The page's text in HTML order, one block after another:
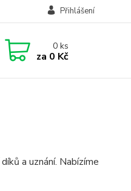
Přihlášení
0ks
za 0 Kč
a uznání. Nabízíme